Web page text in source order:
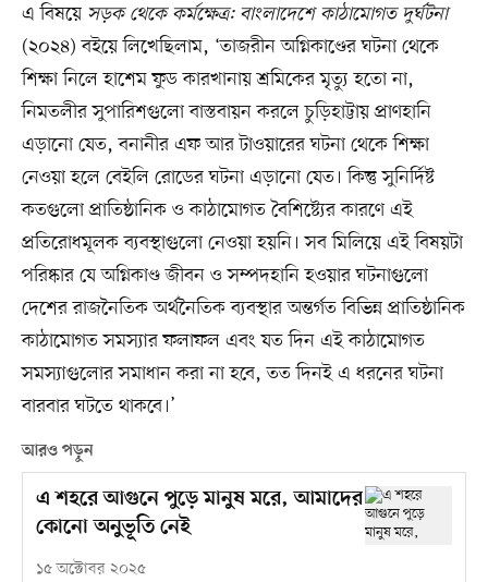
এ বিষয়ে সড়ক থেকে কর্মক্ষেত্র: বাংলাদেশে কাঠামোগত দুর্ঘটনা
(২০২৪) বইয়ে লিখেছিলাম, ‘তাজরীন অগ্নিকাণ্ডের ঘটনা থেকে
শিক্ষা নিলে হাশেম ফুড কারখানায় শ্রমিকের মৃত্যু হতো না,
নিমতলীর সুপারিশগুলো বাস্তবায়ন করলে চুড়িহাট্টায় প্রাণহানি
এড়ানো যেত, বনানীর এফ আর টাওয়ারের ঘটনা থেকে শিক্ষা
নেওয়া হলে বেইলি রোডের ঘটনা এড়ানো যেত। কিন্তু সুনির্দিষ্ট
কতগুলো প্রাতিষ্ঠানিক ও কাঠামোগত বৈশিষ্ট্যের কারণে এই
প্রতিরোধমূলক ব্যবস্থাগুলো নেওয়া হয়নি। সব মিলিয়ে এই বিষয়টা
পরিষ্কার যে অগ্নিকাণ্ড জীবন ও সম্পদহানি হওয়ার ঘটনাগুলো
দেশের রাজনৈতিক অর্থনৈতিক ব্যবস্থার অন্তর্গত বিভিন্ন প্রাতিষ্ঠানিক
কাঠামোগত সমস্যার ফলাফল এবং যত দিন এই কাঠামোগত
সমস্যাগুলোর সমাধান করা না হবে, তত দিনই এ ধরনের ঘটনা
বারবার ঘটতে থাকবে।’
আরও পড়ুন
এ শহরে আগুনে পুড়ে মানুষ মরে, আমাদের
কোনো অনুভূতি নেই
১৫ অক্টোবর ২০২৫